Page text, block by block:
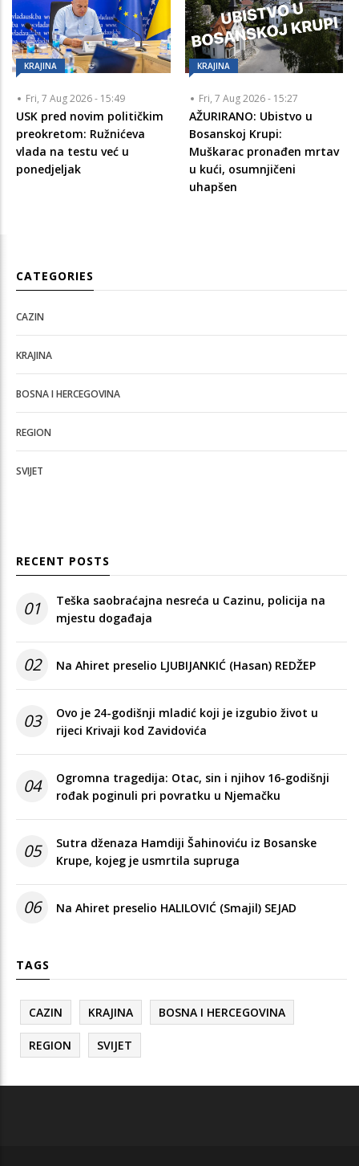
KRAJINA
Fri, 7 Aug 2026 - 15:49
USK pred novim političkim
preokretom: Ružnićeva
vlada na testu već u
ponedjeljak
KRAJINA
Fri, 7 Aug 2026 - 15:27
AŽURIRANO: Ubistvo u
Bosanskoj Krupi:
Muškarac pronađen mrtav
u kući, osumnjičeni
uhapšen
CATEGORIES
CAZIN
KRAJINA
BOSNA I HERCEGOVINA
REGION
SVIJET
RECENT POSTS
01
Teška saobraćajna nesreća u Cazinu, policija na
mjestu događaja
02 Na Ahiret preselio LJUBIJANKIĆ (Hasan) REDŽEP
03
Ovo je 24-godišnji mladić koji je izgubio život u
rijeci Krivaji kod Zavidovića
04
Ogromna tragedija: Otac, sin i njihov 16-godišnji
rođak poginuli pri povratku u Njemačku
05
Sutra dženaza Hamdiji Šahinoviću iz Bosanske
Krupe, kojeg je usmrtila supruga
06 Na Ahiret preselio HALILOVIĆ (Smajil) SEJAD
TAGS
CAZIN KRAJINA BOSNA I HERCEGOVINA
REGION SVIJET